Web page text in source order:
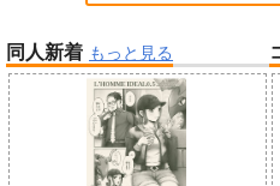
帝国機神ヴォルカミオン 2
同人新着 もっと見る